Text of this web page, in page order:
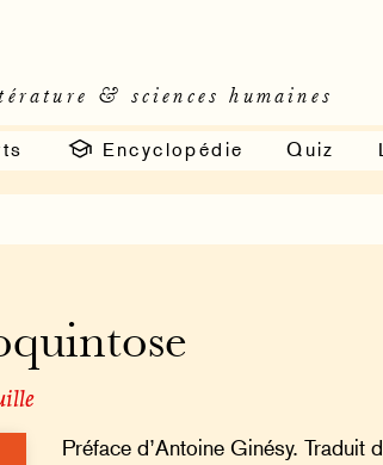
& sciences humaines
Encyclopédie Quiz
Préface d’Antoine Ginésy. Traduit